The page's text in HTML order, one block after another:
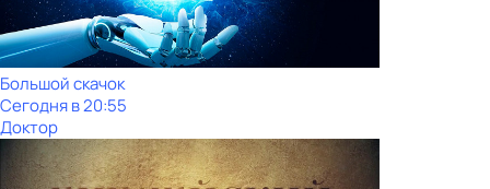
Большой скачок
Сегодня в 20:55
Доктор